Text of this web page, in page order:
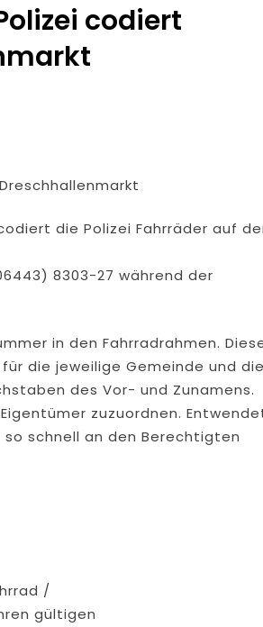
codiert
die Polizei Fahrräder auf
8303-27 während der
in den Fahrradrahmen.
die jeweilige Gemeinde und die
des Vor- und Zunamens.
zuzuordnen.
schnell an den Berechtigten
/
gültigen